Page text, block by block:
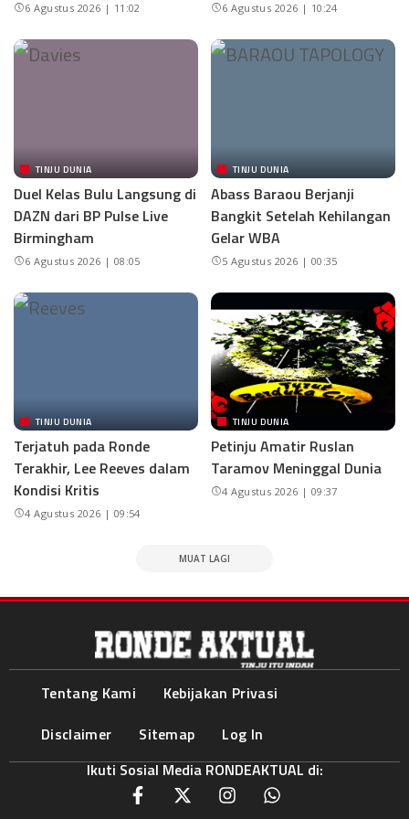
6 Agustus 2026 | 11:02 6 Agustus 2026 | 10:24
TINJU DUNIA
Duel Kelas Bulu Langsung di
DAZN dari BP Pulse Live
Birmingham
6 Agustus 2026 | 08:05
TINJU DUNIA
Abass Baraou Berjanji
Bangkit Setelah Kehilangan
Gelar WBA
5 Agustus 2026 | 00:35
TINJU DUNIA
Terjatuh pada Ronde
Terakhir, Lee Reeves dalam
Kondisi Kritis
4 Agustus 2026 | 09:54
TINJU DUNIA
Petinju Amatir Ruslan
Taramov Meninggal Dunia
4 Agustus 2026 | 09:37
MUAT LAGI
Tentang Kami
Kebijakan Privasi
Disclaimer
Sitemap
Log In
Ikuti Sosial Media RONDEAKTUAL di: